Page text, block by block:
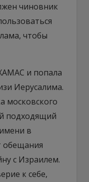
чиновник
чтобы
и попала
Иерусалима.
московского
подходящий
в
обещания
с Израилем.
к себе,